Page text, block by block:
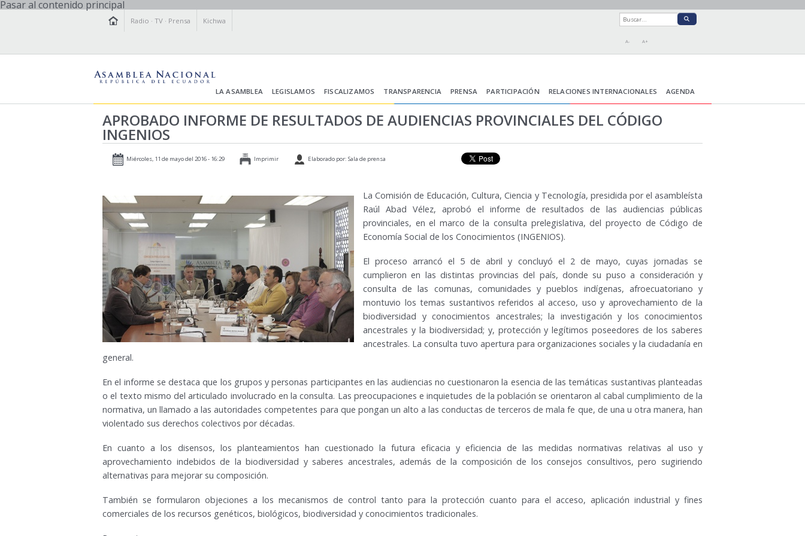
Pasar al contenido principal
Radio ·TV · Prensa Kichwa
A- A+
LA ASAMBLEA LEGISLAMOS FISCALIZAMOS TRANSPARENCIA PRENSA PARTICIPACIÓN RELACIONES INTERNACIONALES AGENDA
APROBADO INFORME DE RESULTADOS DE AUDIENCIAS PROVINCIALES DEL CÓDIGO
INGENIOS
Miércoles, 11 de mayo del 2016 - 16:29 Imprimir Elaborado por: Sala de prensa
La Comisión de Educación, Cultura, Ciencia y Tecnología, presidida por el asambleísta
Raúl Abad Vélez, aprobó el informe de resultados de las audiencias públicas
provinciales, en el marco de la consulta prelegislativa, del proyecto de Código de
Economía Social de los Conocimientos (INGENIOS).
El proceso arrancó el 5 de abril y concluyó el 2 de mayo, cuyas jornadas se
cumplieron en las distintas provincias del país, donde su puso a consideración y
consulta de las comunas, comunidades y pueblos indígenas, afroecuatoriano y
montuvio los temas sustantivos referidos al acceso, uso y aprovechamiento de la
biodiversidad y conocimientos ancestrales; la investigación y los conocimientos
ancestrales y la biodiversidad; y, protección y legítimos poseedores de los saberes
ancestrales. La consulta tuvo apertura para organizaciones sociales y la ciudadanía en
general.
En el informe se destaca que los grupos y personas participantes en las audiencias no cuestionaron la esencia de las temáticas sustantivas planteadas
o el texto mismo del articulado involucrado en la consulta. Las preocupaciones e inquietudes de la población se orientaron al cabal cumplimiento de la
normativa, un llamado a las autoridades competentes para que pongan un alto a las conductas de terceros de mala fe que, de una u otra manera, han
violentado sus derechos colectivos por décadas.
En cuanto a los disensos, los planteamientos han cuestionado la futura eficacia y eficiencia de las medidas normativas relativas al uso y
aprovechamiento indebidos de la biodiversidad y saberes ancestrales, además de la composición de los consejos consultivos, pero sugiriendo
alternativas para mejorar su composición.
También se formularon objeciones a los mecanismos de control tanto para la protección cuanto para el acceso, aplicación industrial y fines
comerciales de los recursos genéticos, biológicos, biodiversidad y conocimientos tradicionales.